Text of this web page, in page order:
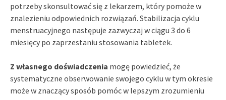
potrzeby skonsultować się z lekarzem, który pomoże w
znalezieniu odpowiednich rozwiązań. Stabilizacja cyklu
menstruacyjnego następuje zazwyczaj w ciągu 3 do 6
miesięcy po zaprzestaniu stosowania tabletek.
Z własnego doświadczenia mogę powiedzieć, że
systematyczne obserwowanie swojego cyklu w tym okresie
może w znaczący sposób pomóc w lepszym zrozumieniu